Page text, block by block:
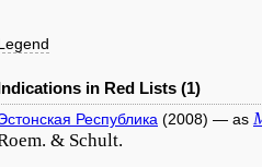
in Red Lists (1)
Республика (2008) — as
& Schult.